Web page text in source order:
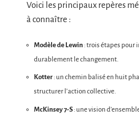
Voici les principaux repères
à connaître :
Modèle de Lewin : trois étapes pour
durablement le changement.
Kotter: un chemin balisé en huit
structurer l’action collective.
McKinsey 7-S : une vision